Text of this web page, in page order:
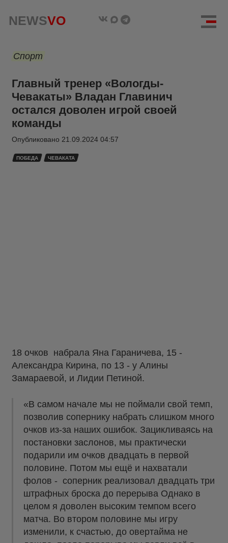
NEWSVO
Спорт
Главный тренер «Вологды-
Чевакаты» Владан Главинич
остался доволен игрой своей
команды
Опубликовано 21.09.2024 04:57
ПОБЕДА ЧЕВАКАТА
18 очков набрала Яна Гараничева, 15 -
Александра Кирина, по 13 - у Алины
Замараевой, и Лидии Петиной.
«В самом начале мы не поймали свой темп,
позволив сопернику набрать слишком много
очков из-за наших ошибок. Зацикливаясь на
постановки заслонов, мы практически
подарили им очков двадцать в первой
половине. Потом мы ещё и нахватали
фолов - соперник реализовал двадцать три
штрафных броска до перерыва Однако в
целом я доволен высоким темпом всего
матча. Во втором половине мы игру
изменили, к счастью, до овертайма не